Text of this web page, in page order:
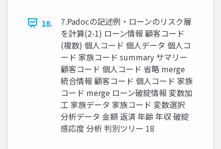
18.
7.Padocの記述例・ローンのリスク層
を計算(2-1) ローン情報 顧客コード
(複数) 個人コード 個人データ 個人コ
ード 家族コード summary サマリー
顧客コード 個人コード 省略 merge
統合情報 顧客コード 個人コード 家族
コード merge ローン破綻情報 変数加
工 家族データ 家族コード 変数選択
分析データ 金額 返済 年齢 年収 破綻
感応度 分析 判別ツリー 18